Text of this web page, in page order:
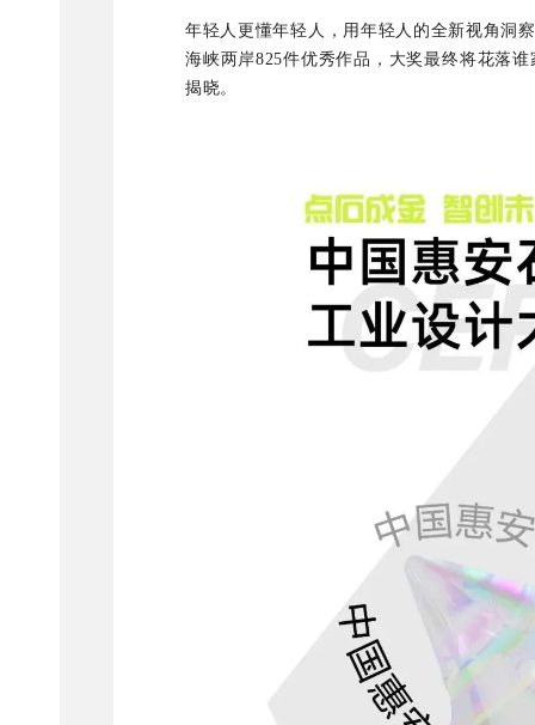
年轻人更懂年轻人，用年轻人的全新视角洞
海峡两岸825件优秀作品，大奖最终将花落
揭晓。